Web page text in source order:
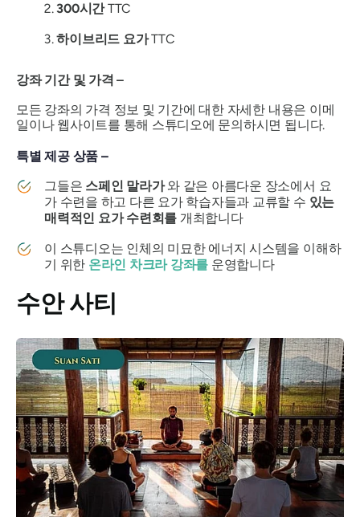
300시간TTC
하이브리드 요가TTC
강좌 기간 및 가격 –
모든 강좌의 가격 정보 및 기간에 대한 자세한 내용은 이메
일이나 웹사이트를 통해 스튜디오에 문의하시면 됩니다.
특별 제공 상품 –
그들은 스페인 말라가와 같은 아름다운 장소에서 요
가 수련을 하고 다른 요가 학습자들과 교류할 수 있는
매력적인 요가 수련회를 개최합니다
이 스튜디오는 인체의 미묘한 에너지 시스템을 이해하
기 위한 온라인 차크라 강좌를 운영합니다
수안 사티